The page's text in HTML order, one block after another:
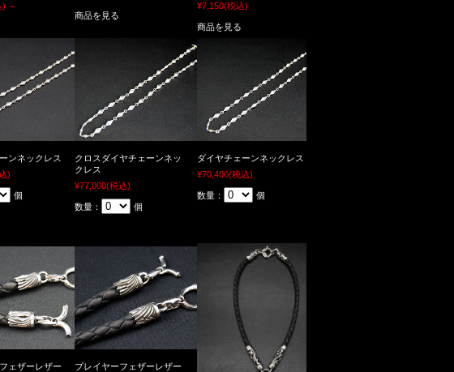
) ～
商品を見る
¥7,150(税込)
商品を見る
ンネックレス
)
個
クロスダイヤチェーンネッ
クレス
¥77,000(税込)
数量： 個
ダイヤチェーンネックレス
¥70,400(税込)
数量： 個
ェザーレザー
プレイヤーフェザーレザー